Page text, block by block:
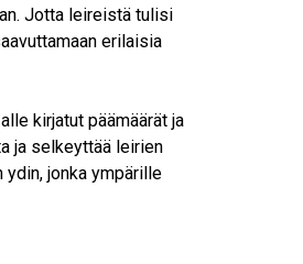
Jotta leireistä tulisi
erilaisia
kirjatut päämäärät ja
ja selkeyttää leirien
jonka ympärille